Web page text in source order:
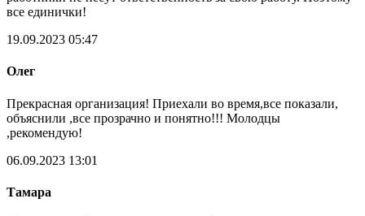
все единички!
19.09.2023 05:47
Олег
Прекрасная организация! Приехали во время,все показали,
объяснили ,все прозрачно и понятно!!! Молодцы
,рекомендую!
06.09.2023 13:01
Тамара